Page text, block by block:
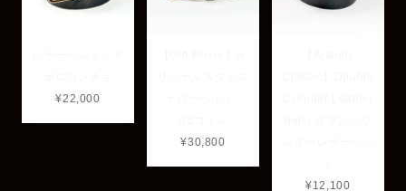
¥22,000
¥30,800
¥12,100